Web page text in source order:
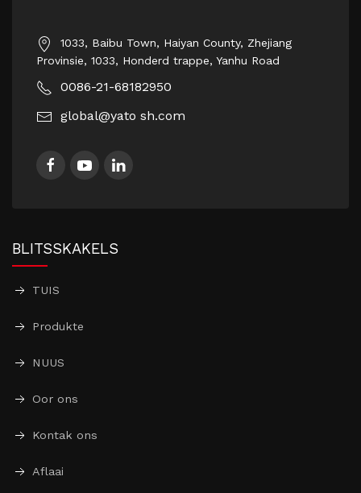
1033, Baibu Town, Haiyan County, Zhejiang
Provinsie, 1033, Honderd trappe, Yanhu Road
0086-21-68182950
global@yato sh.com
BLITSSKAKELS
TUIS
Produkte
NUUS
Oor ons
Kontak ons
Aflaai